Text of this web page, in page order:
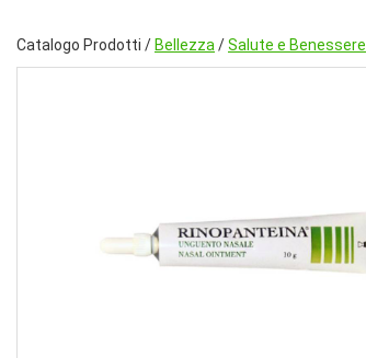
Catalogo Prodotti / Bellezza /Salute e Benessere